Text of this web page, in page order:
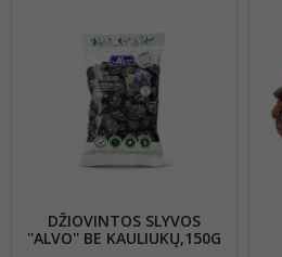
DŽIOVINTOS SLYVOS
''ALVO'' BE KAULIUKŲ,150G